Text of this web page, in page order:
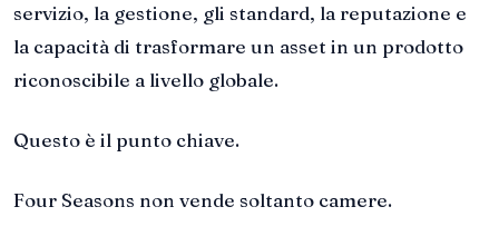
servizio, la gestione, gli standard, la reputazione e
la capacità di trasformare un asset in un prodotto
riconoscibile a livello globale.
Questo è il punto chiave.
Four Seasons non vende soltanto camere.